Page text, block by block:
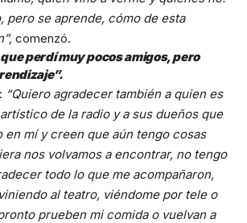
pero se aprende, cómo de esta
comenzó.
perdí muy pocos amigos, pero
“Quiero agradecer también a quien es
de la radio y a sus dueños que
mí y creen que aún tengo cosas
nos volvamos a encontrar, no tengo
todo lo que me acompañaron,
al teatro, viéndome por tele o
prueben mi comida o vuelvan a